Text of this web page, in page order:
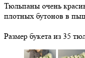
Тюльпаны очень
плотных бутонов в
Размер букета из 35